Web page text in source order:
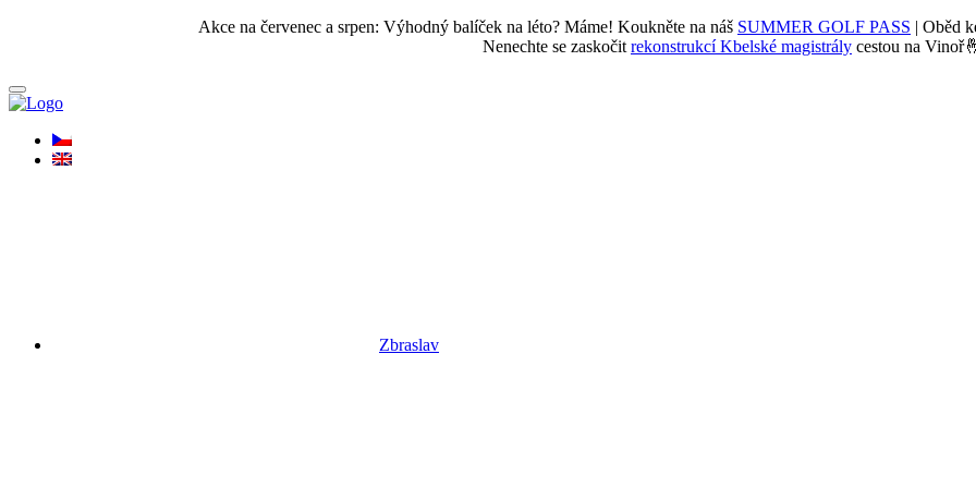
Akce na červenec a srpen: Výhodný balíček na léto? Máme! Koukněte na náš SUMMER GOLF PASS | Oběd
Nenechte se zaskočit rekonstrukcí Kbelské magistrály cestou na
Zbraslav